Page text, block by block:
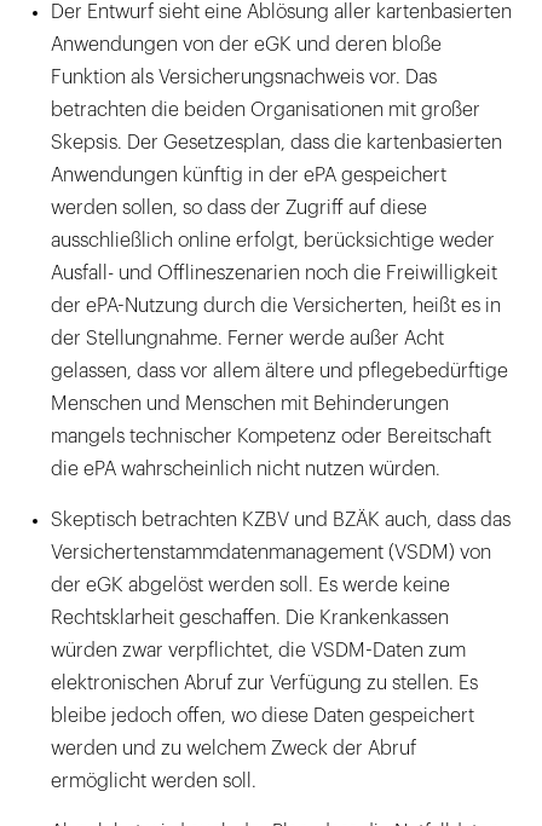
Der Entwurf sieht eine Ablösung aller kartenbasierten
Anwendungen von der eGK und deren bloße
Funktion als Versicherungsnachweis vor. Das
betrachten die beiden Organisationen mit großer
Skepsis. Der Gesetzesplan, dass die kartenbasierten
Anwendungen künftig in der ePA gespeichert
werden sollen, so dass der Zugriff auf diese
ausschließlich online erfolgt, berücksichtige weder
Ausfall- und Offlineszenarien noch die Freiwilligkeit
der ePA-Nutzung durch die Versicherten, heißt es in
der Stellungnahme. Ferner werde außer Acht
gelassen, dass vor allem ältere und pflegebedürftige
Menschen und Menschen mit Behinderungen
mangels technischer Kompetenz oder Bereitschaft
die ePA wahrscheinlich nicht nutzen würden.
Skeptisch betrachten KZBV und BZÄK auch, dass das
Versichertenstammdatenmanagement (VSDM) von
der eGK abgelöst werden soll. Es werde keine
Rechtsklarheit geschaffen. Die Krankenkassen
würden zwar verpflichtet, die VSDM-Daten zum
elektronischen Abruf zur Verfügung zu stellen. Es
bleibe jedoch offen, wo diese Daten gespeichert
werden und zu welchem Zweck der Abruf
ermöglicht werden soll.